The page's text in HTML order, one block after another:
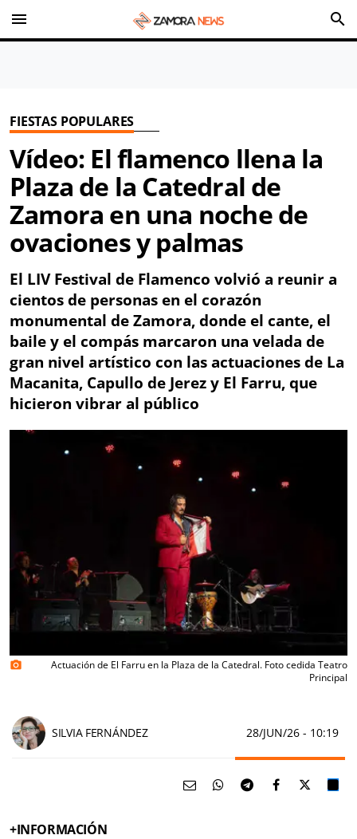
menu search
FIESTAS POPULARES
Vídeo: El flamenco llena la
Plaza de la Catedral de
Zamora en una noche de
ovaciones y palmas
El LIV Festival de Flamenco volvió a reunir a
cientos de personas en el corazón
monumental de Zamora, donde el cante, el
baile y el compás marcaron una velada de
gran nivel artístico con las actuaciones de La
Macanita, Capullo de Jerez y El Farru, que
hicieron vibrar al público
photo_camera
Actuación de El Farru en la Plaza de la Catedral. Foto cedida Teatro
Principal
SILVIA FERNÁNDEZ 28/JUN/26 - 10:19
+INFORMACIÓN